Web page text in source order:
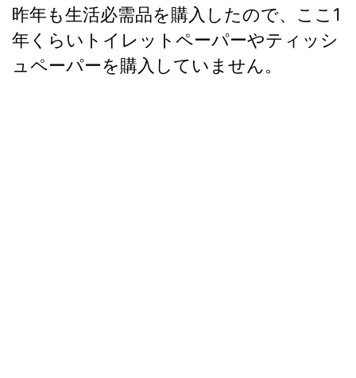
昨年も生活必需品を購入したので、ここ1
年くらいトイレットペーパーやティッシ
ュペーパーを購入していません。